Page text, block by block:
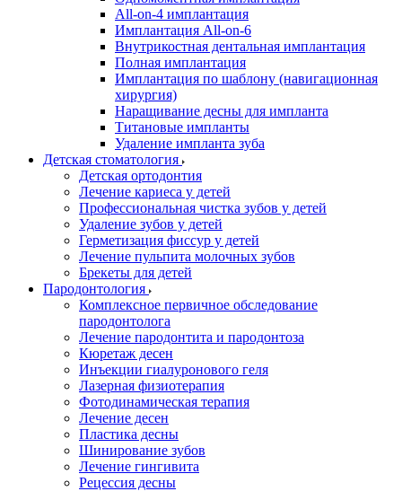
All-on-4 имплантация
Имплантация All-on-6
Внутрикостная дентальная имплантация
Полная имплантация
Имплантация по шаблону (навигационная
хирургия)
Наращивание десны для импланта
Титановые импланты
Удаление импланта зуба
Детская стоматология
Детская ортодонтия
Лечение кариеса у детей
Профессиональная чистка зубов у детей
Удаление зубов у детей
Герметизация фиссур у детей
Лечение пульпита молочных зубов
Брекеты для детей
Пародонтология
Комплексное первичное обследование
пародонтолога
Лечение пародонтита и пародонтоза
Кюретаж десен
Инъекции гиалуронового геля
Лазерная физиотерапия
Фотодинамическая терапия
Лечение десен
Пластика десны
Шинирование зубов
Лечение гингивита
Рецессия десны